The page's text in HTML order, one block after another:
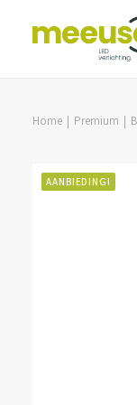
Home Premium
AANBIEDING!